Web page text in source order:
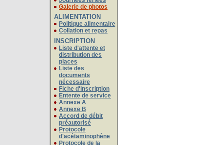
Galerie de photos
ALIMENTATION
Politique alimentaire
Collation et repas
INSCRIPTION
places
nécessaire
Fiche d'inscription
Entente de service
Annexe A
Annexe B
préautorisé
d'acétaminophène